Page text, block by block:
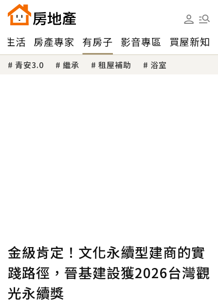
生活 房產專家 有房子 影音專區 買屋新知
青安3.0 繼承 租屋補助 浴室
金級肯定！文化永續型建商的實
踐路徑，晉基建設獲2026台灣觀
光永續獎